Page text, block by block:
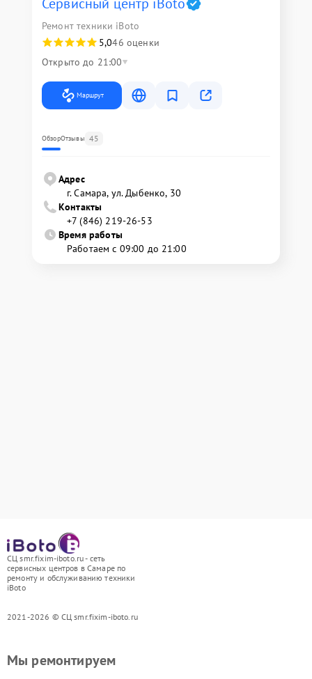
Ремонт техники iBoto
5,046 оценки
Открыто до 21:00
Маршрут
ОбзорОтзывы 45
Адрес
г. Самара, ул. Дыбенко, 30
Контакты
+7 (846) 219-26-53
Время работы
Работаем с 09:00 до 21:00
СЦ smr.fixim-iboto.ru - сеть
сервисных центров в Самаре по
ремонту и обслуживанию техники
iBoto
2021-2026 © СЦ smr.fixim-iboto.ru
Мы ремонтируем